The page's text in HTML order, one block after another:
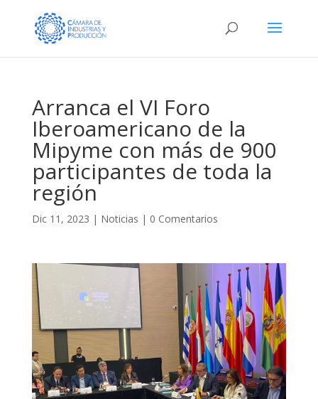
Arranca el VI Foro
Iberoamericano de la
Mipyme con más de 900
participantes de toda la
región
Dic 11, 2023 | Noticias | 0 Comentarios